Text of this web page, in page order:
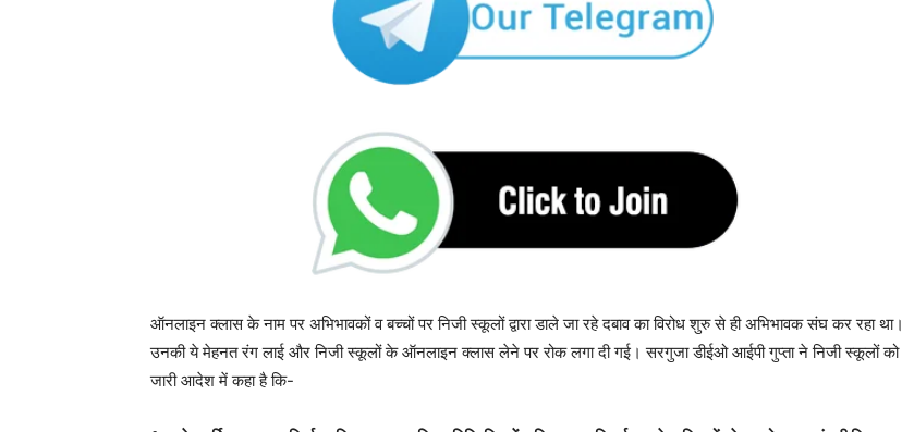
ऑनलाइन क्लास के नाम पर अभिभावकों व बच्चों पर निजी स्कूलों द्वारा डाले जा रहे दबाव का विरोध शुरु से ही अभिभावक संघ कर रहा था।
उनकी ये मेहनत रंग लाई और निजी स्कूलों के ऑनलाइन क्लास लेने पर रोक लगा दी गई। सरगुजा डीईओ आईपी गुप्ता ने निजी स्कूलों को
जारी आदेश में कहा है कि-